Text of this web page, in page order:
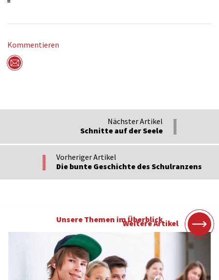
Kommentieren
Nächster Artikel
Schnitte auf der Seele
Vorheriger Artikel
Die bunte Geschichte des Schulranzens
Weitere Artikel
Unsere Themen im Überblick